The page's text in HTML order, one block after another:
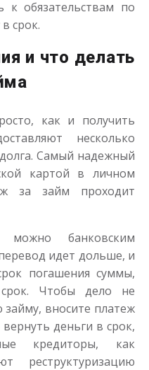
к обязательствам по
срок.
и что делать
как и получить
несколько
Самый надежный
картой в личном
за займ проходит
банковским
идет дольше, и
погашения суммы,
Чтобы дело не
вносите платеж
вернуть деньги в срок,
кредиторы, как
реструктуризацию